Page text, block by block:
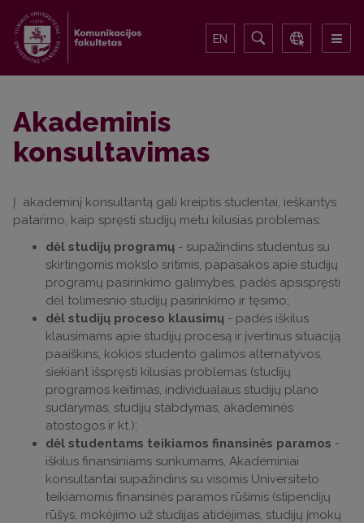
EN
Akademinis
konsultavimas
Į akademinį konsultantą gali kreiptis studentai, ieškantys
patarimo, kaip spręsti studijų metu kilusias problemas:
dėl studijų programų - supažindins studentus su
skirtingomis mokslo sritimis, papasakos apie studijų
programų pasirinkimo galimybes, padės apsispręsti
dėl tolimesnio studijų pasirinkimo ir tęsimo;
dėl studijų proceso klausimų - padės iškilus
klausimams apie studijų procesą ir įvertinus situaciją
paaiškins, kokios studento galimos alternatyvos,
siekiant išspręsti kilusias problemas (studijų
programos keitimas, individualaus studijų plano
sudarymas, studijų stabdymas, akademinės
atostogos ir kt.);
dėl studentams teikiamos finansinės paramos -
iškilus finansiniams sunkumams, Akademiniai
konsultantai supažindins su visomis Universiteto
teikiamomis finansinės paramos rūšimis (stipendijų
rūšys, mokėjimo už studijas atidėjimas, studijų įmokų